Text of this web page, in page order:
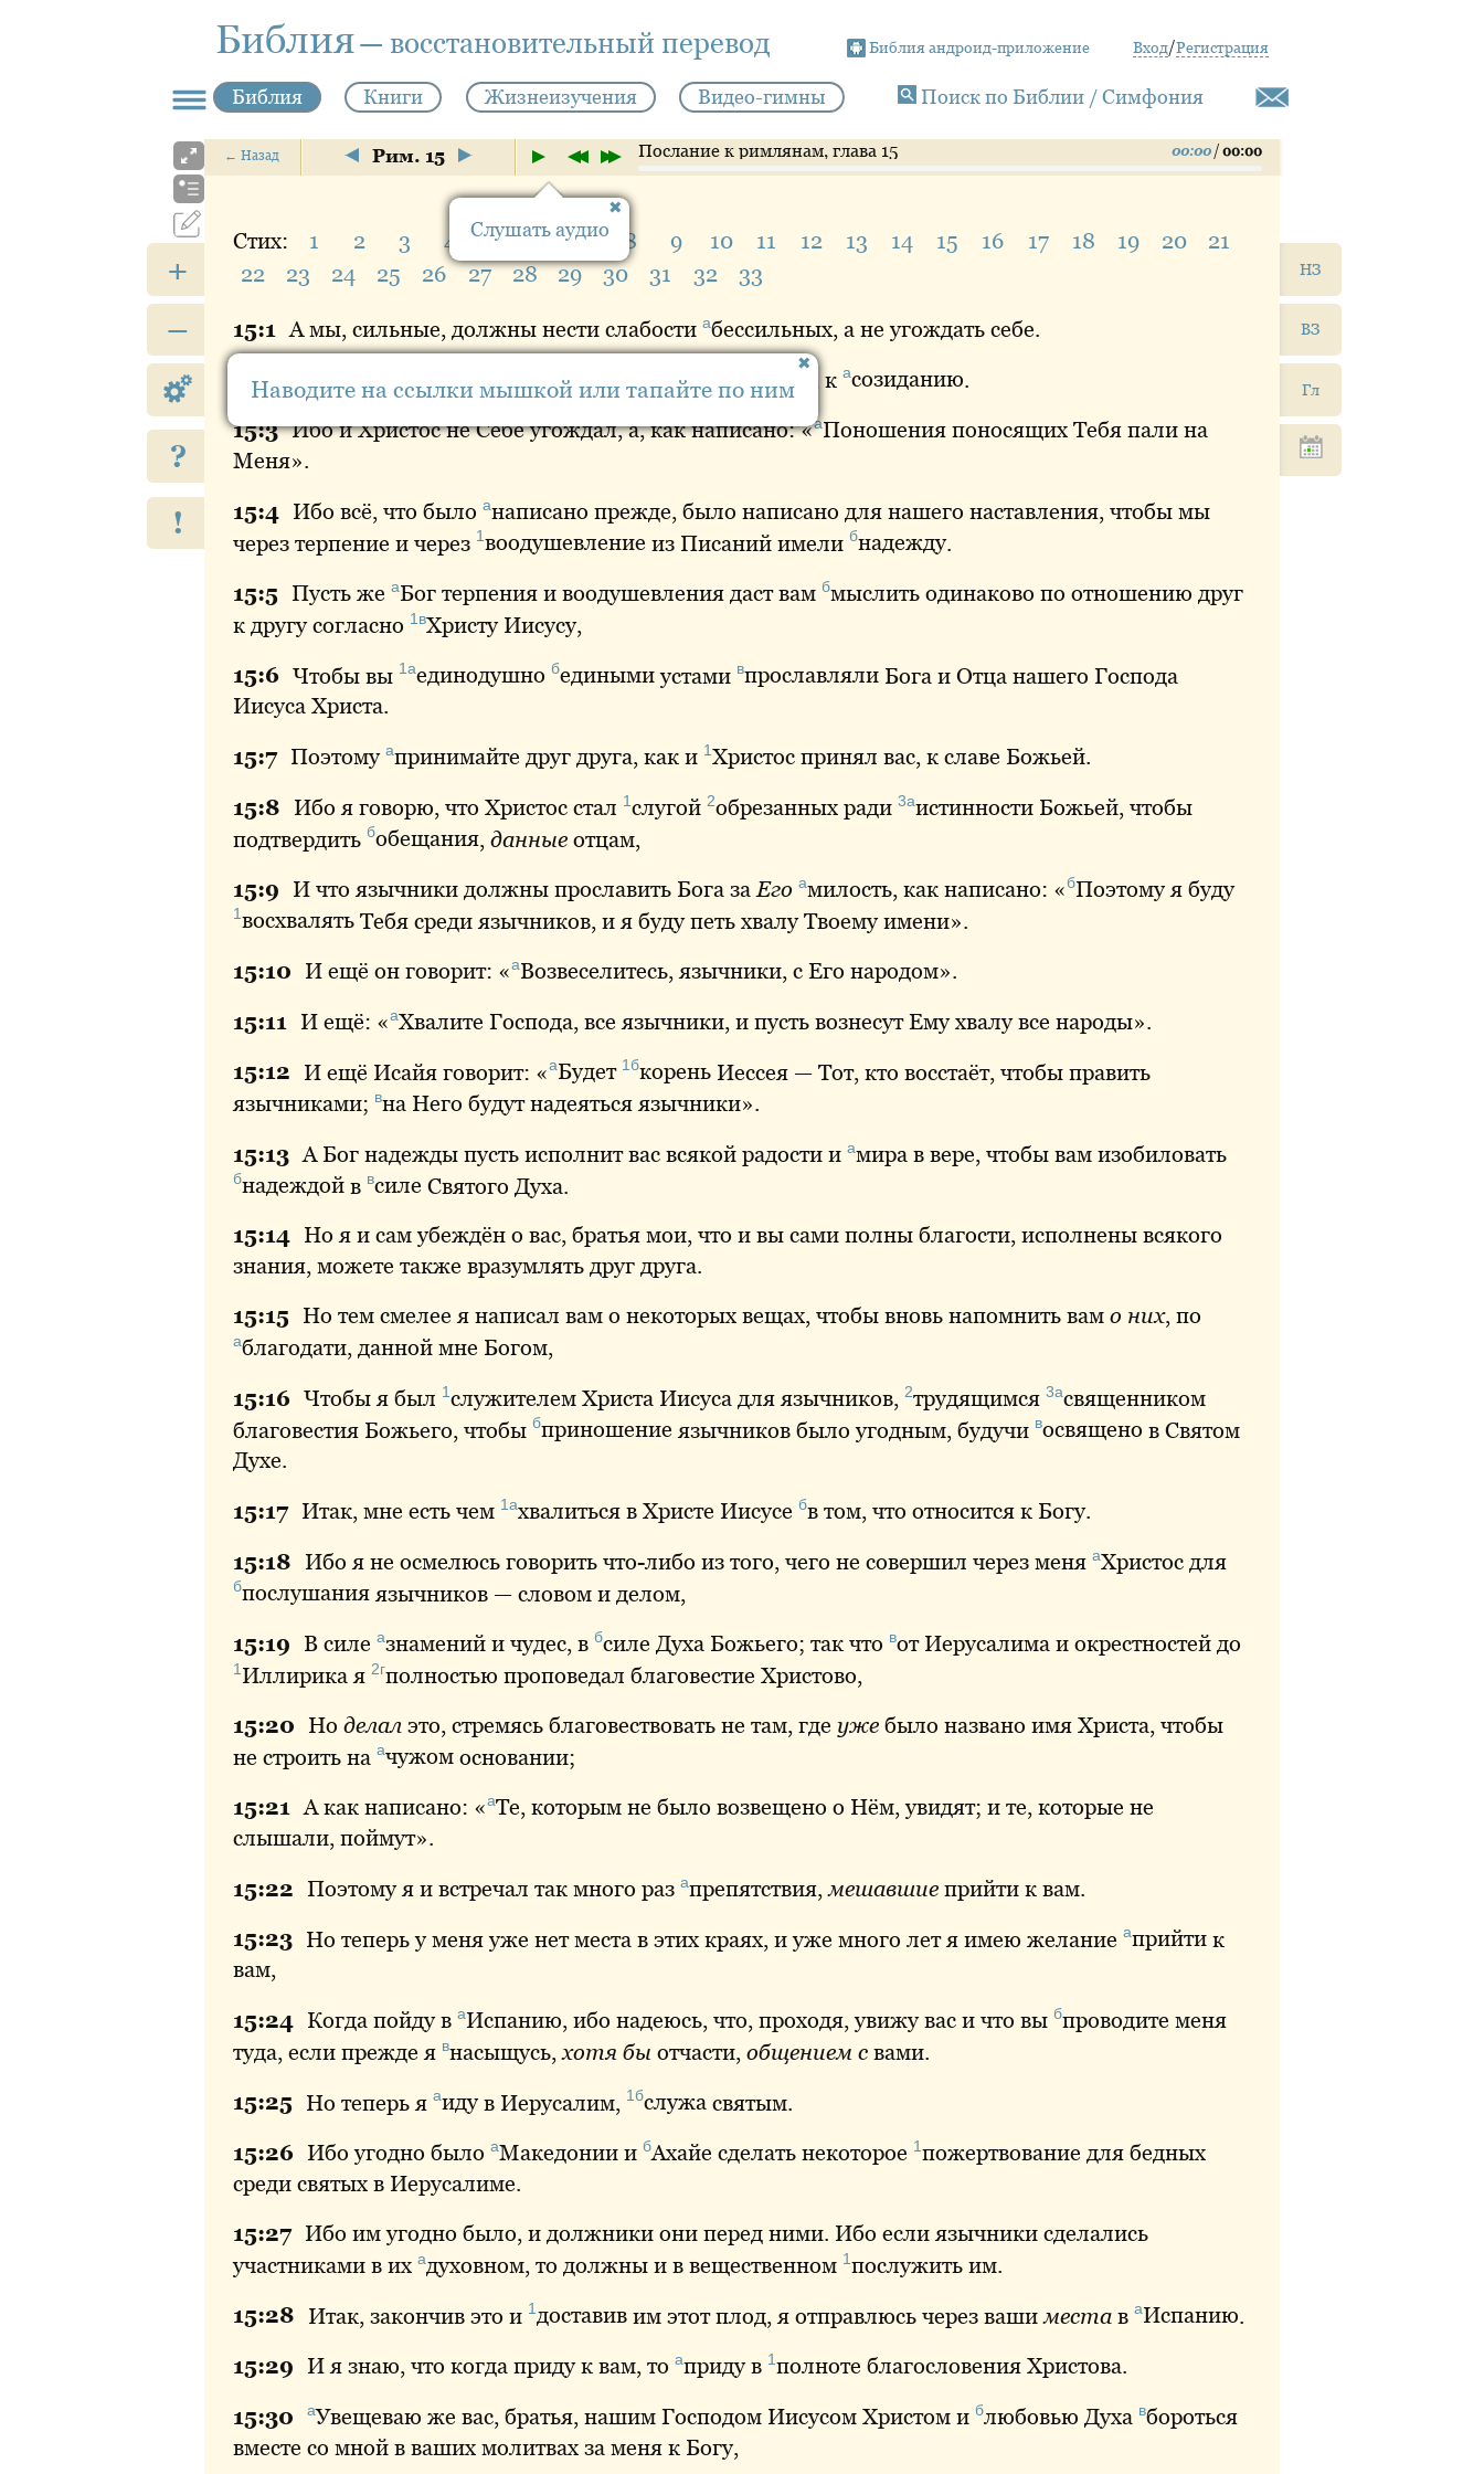
Библия— восстановительный перевод Библия андроид-приложение Вход/Регистрация
Библия Книги Жизнеизучения Видео-гимны Поиск по Библии / Симфония
+
–
?
!
НЗ
ВЗ
Гл
←Назад Рим. 15 Послание к римлянам, глава 15 00:00 / 00:00
Стих: 1 2 3 4 5 6 7 8 9 10 11 12 13 14 15 16 17 18 19 20
21
22
23 24 25 26 27 28 29 30 31 32 33
15:1 А мы, сильные, должны нести слабости абессильных, а не угождать себе.
15:2 из нас пусть угождает ближнему во благо, к асозиданию
15:3 Ибои Христос не Себе угождал, а, как написано: «аПоношения поносящих Тебя пали на
Меня».
15:4 Ибо всё, что было анаписано прежде, было написано для нашего наставления, чтобы мы
через терпение и через 1воодушевление из Писаний имели бнадежду.
15:5 Пусть же аБог терпения и воодушевления даст вам бмыслить одинаково по отношению друг
к другу согласно 1вХристуИисусу,
15:6 Чтобы вы 1аединодушно бединымиустами впрославляли Бога и Отца нашего Господа
Иисуса Христа.
15:7 Поэтому апринимайте друг друга, как и 1Христос принял вас, к славе Божьей.
15:8 Ибо я говорю, что Христос стал 1слугой 2обрезанных ради 3аистинности Божьей, чтобы
подтвердить бобещания данные отцам,
15:9 И что язычники должны прославить Бога за Его амилость, как написано: «бПоэтомуя буду
1восхвалять Тебя среди язычников, и я буду петь хвалу Твоему имени».
15:10 И ещё он говорит: «аВозвеселитесь, язычники, с Его народом».
15:11 И ещё: «аХвалите Господа, все язычники, и пусть вознесут Ему хвалу все народы».
15:12 И ещё Исайя говорит: «аБудет 1бкорень Иессея — Тот, кто восстаёт, чтобы править
язычниками; вна Него будут надеяться язычники».
15:13 А Бог надежды пусть исполнит вас всякой радости и амира в вере, чтобы вам изобиловать
бнадеждой в всиле Святого Духа.
15:14 Но я и сам убеждён о вас, братья мои, что и вы сами полны благости, исполнены всякого
знания, можете также вразумлять друг друга.
15:15 Но тем смелее я написал вам о некоторых вещах, чтобы вновь напомнить вам о них, по
аблагодати, данной мне Богом,
15:16 Чтобы я был 1служителем Христа Иисуса для язычников, 2трудящимся 3асвященником
благовестия Божьего, чтобы бприношение язычников было угодным, будучи восвящено в Святом
Духе.
15:17 Итак, мне есть чем 1ахвалиться в Христе Иисусе бв том, что относится к Богу.
15:18 Ибо я не осмелюсь говорить что-либо из того, чего не совершил через меня аХристос для
бпослушания язычников — словом и делом,
15:19 В силе азнамений и чудес, в бсиле Духа Божьего; так что вотИерусалима и окрестностей до
1 Иллирика я 2гполностью проповедал благовестие Христово,
15:20 Но делал это, стремясь благовествовать не там, где уже было названо имя Христа, чтобы
не строить на ачужом основании;
15:21 А как написано: «аТе, которым не было возвещено о Нём, увидят; и те, которые не
слышали, поймут».
15:22 Поэтомуя и встречал так много раз апрепятствия,мешавшие прийти к вам.
15:23 Но теперь у меня уже нет места в этих краях, и уже много лет я имею желание априйти к
вам,
15:24 Когда пойду в аИспанию, ибо надеюсь, что, проходя, увижу вас и что вы бпроводите меня
туда, если прежде я внасыщусь,хотя бы отчасти, общением с вами.
15:25 Но теперь я аидув Иерусалим, 1бслужа святым.
15:26 Ибо угодно было аМакедонии и бАхайе сделать некоторое 1пожертвование для бедных
среди святых в Иерусалиме.
15:27 Ибо им угодно было, и должники они перед ними. Ибо если язычники сделались
участниками в их адуховном, то должны и в вещественном 1послужить им.
15:28 Итак , закончив это и 1доставив им этот плод, я отправлюсь через ваши места в аИспанию
15:29 И я знаю, что когда приду к вам, то апридув 1полноте благословения Христова.
15:30 аУвещеваю же вас, братья, нашим Господом Иисусом Христом и блюбовью Духа вбороться
вместе со мной в ваших молитвах за меня к Богу,
Слушать аудио
Наводите на ссылки мышкой или тапайте по ним